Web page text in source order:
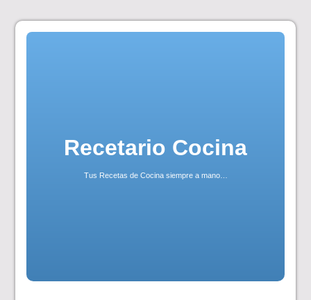
Skip
Recetario Cocina
Tus Recetas de Cocina siempre a mano…